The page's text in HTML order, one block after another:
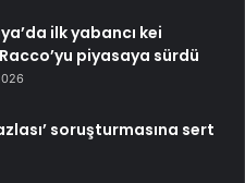
ilk yabancı kei
piyasaya sürdü
soruşturmasına sert